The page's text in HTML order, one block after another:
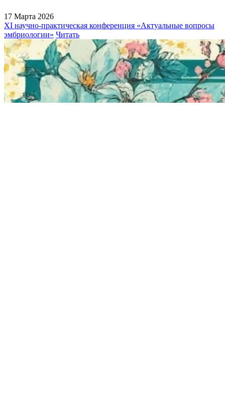
17 Марта 2026
XI научно-практическая конференция «Актуальные вопросы
эмбриологии» Читать